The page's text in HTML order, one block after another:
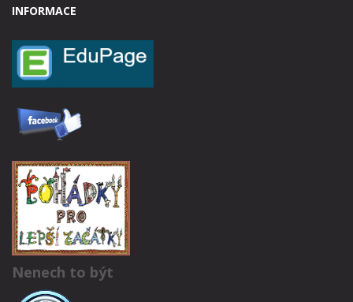
INFORMACE
Nenech to být